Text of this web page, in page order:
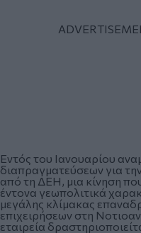
Εντός του Ιανουαρίου
διαπραγματεύσεων για
από τη ΔΕΗ, μια κίνηση
έντονα γεωπολιτικά
μεγάλης κλίμακας
επιχειρήσεων στη
εταιρεία